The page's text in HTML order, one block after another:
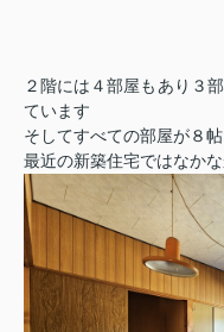
２階には４部屋もあり３
ています
そしてすべての部屋が８帖
最近の新築住宅ではなか